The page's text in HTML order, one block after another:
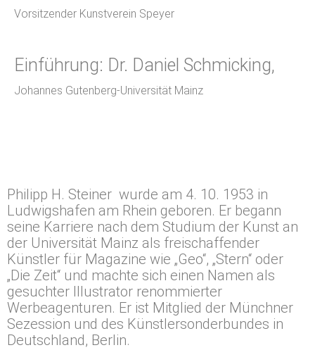
Vorsitzender Kunstverein Speyer
Einführung: Dr. Daniel Schmicking,
Johannes Gutenberg-Universität Mainz
Philipp H. Steiner wurde am 4. 10. 1953 in
Ludwigshafen am Rhein geboren. Er begann
seine Karriere nach dem Studium der Kunst an
der Universität Mainz als freischaffender
Künstler für Magazine wie „Geo“, „Stern“ oder
„Die Zeit“ und machte sich einen Namen als
gesuchter Illustrator renommierter
Werbeagenturen. Er ist Mitglied der Münchner
Sezession und des Künstlersonderbundes in
Deutschland, Berlin.